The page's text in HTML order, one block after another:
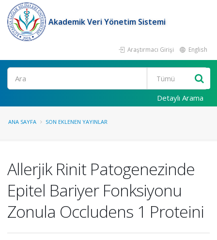
Akademik Veri Yönetim Sistemi
Araştırmacı Girişi English
Ara
Detaylı Arama
ANA SAYFA SON EKLENEN YAYINLAR
Allerjik Rinit Patogenezinde
Epitel Bariyer Fonksiyonu
Zonula Occludens 1 Proteini